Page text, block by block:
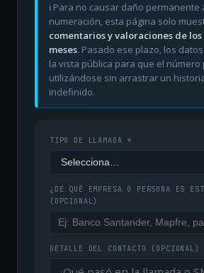
ℹ️ Para no causar daño permanente
numeración, esta página solo
comentarios y valoraciones de
meses. Pasado ese plazo, los
la vista pública para que el
utilizándose sin arrastrar un
indefinido.
TIPO DE LLAMADA *
¿DE QUÉ EMPRESA O PERSONA ES
(OPCIONAL)
DETALLE DEL CONTACTO (OPCIONAL)